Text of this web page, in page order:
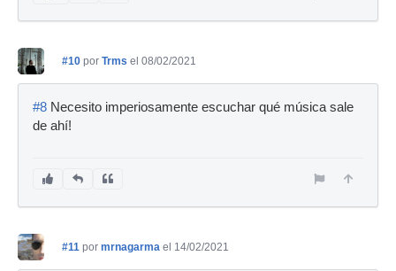
#10 por Trms el 08/02/2021
#8 Necesito imperiosamente escuchar qué música sale
de ahí!
#11 por mrnagarma el 14/02/2021